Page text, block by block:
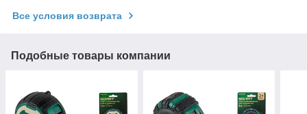
Все условия возврата
Подобные товары компании